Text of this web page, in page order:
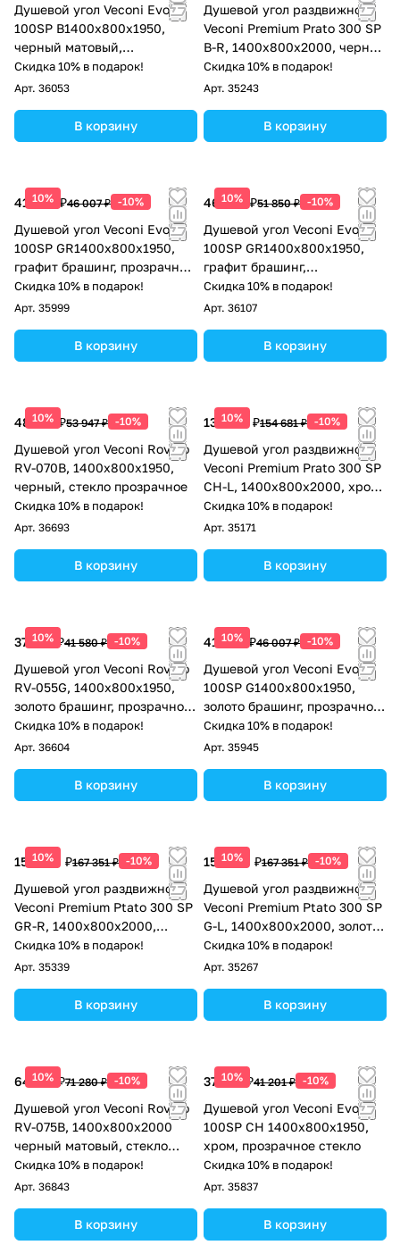
Душевой угол Veconi Evo
100SP B1400х800x1950,
черный матовый,
тонированное стекло
Скидка 10% в подарок!
Арт. 36053
В корзину
Душевой угол раздвижной
Veconi Premium Prato 300 SP
B-R, 1400х800x2000, черный
матовый, стекло прозрачное
Скидка 10% в подарок!
Арт. 35243
В корзину
10%
41 406 ₽46 007 ₽ -10%
Душевой угол Veconi Evo
100SP GR1400х800x1950,
графит брашинг, прозрачное
стекло
Скидка 10% в подарок!
Арт. 35999
В корзину
10%
46 665 ₽51 850 ₽ -10%
Душевой угол Veconi Evo
100SP GR1400х800x1950,
графит брашинг,
тонированное стекло
Скидка 10% в подарок!
Арт. 36107
В корзину
10%
48 552 ₽53 947 ₽ -10%
Душевой угол Veconi Rovigo
RV-070B, 1400х800х1950,
черный, стекло прозрачное
Скидка 10% в подарок!
Арт. 36693
В корзину
10%
139 213 ₽154 681 ₽ -10%
Душевой угол раздвижной
Veconi Premium Prato 300 SP
CH-L, 1400х800x2000, хром,
стекло прозрачное
Скидка 10% в подарок!
Арт. 35171
В корзину
10%
37 422 ₽41 580 ₽ -10%
Душевой угол Veconi Rovigo
RV-055G, 1400х800х1950,
золото брашинг, прозрачное
стекло
Скидка 10% в подарок!
Арт. 36604
В корзину
10%
41 406 ₽46 007 ₽ -10%
Душевой угол Veconi Evo
100SP G1400х800x1950,
золото брашинг, прозрачное
стекло
Скидка 10% в подарок!
Арт. 35945
В корзину
10%
150 616 ₽167 351 ₽ -10%
Душевой угол раздвижной
Veconi Premium Ptato 300 SP
GR-R, 1400х800x2000,
брашированный графит,
стекло прозрачное
Скидка 10% в подарок!
Арт. 35339
В корзину
10%
150 616 ₽167 351 ₽ -10%
Душевой угол раздвижной
Veconi Premium Ptato 300 SP
G-L, 1400х800x2000, золото
брашированный, стекло
прозрачное
Скидка 10% в подарок!
Арт. 35267
В корзину
10%
64 152 ₽71 280 ₽ -10%
Душевой угол Veconi Rovigo
RV-075B, 1400х800х2000
черный матовый, стекло
прозрачное
Скидка 10% в подарок!
Арт. 36843
В корзину
10%
37 081 ₽41 201 ₽ -10%
Душевой угол Veconi Evo
100SP CH 1400х800x1950,
хром, прозрачное стекло
Скидка 10% в подарок!
Арт. 35837
В корзину